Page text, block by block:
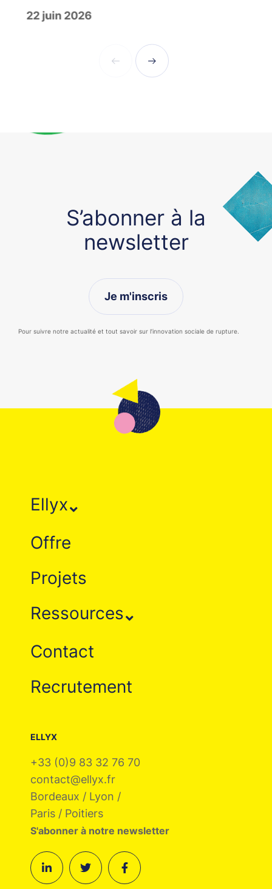
22 juin 2026
S’abonner à la
newsletter
Je m'inscris
Pour suivre notre actualité et tout savoir sur l’innovation sociale de rupture.
ELLYX
+33 (0)9 83 32 76 70
contact@ellyx.fr
Bordeaux / Lyon /
Paris / Poitiers
S'abonner à notre newsletter
Ellyx
Offre
Projets
Ressources
Contact
Recrutement